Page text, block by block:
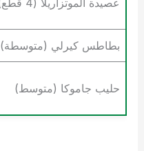
بطاطس كيرلي (متوسطة)
حليب جاموكا (متوسط)